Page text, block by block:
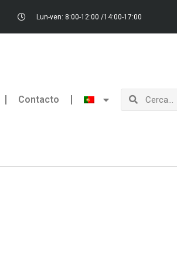
Lun-ven: 8:00-12:00 /14:00-17:00
Contacto Procurar
Procurar